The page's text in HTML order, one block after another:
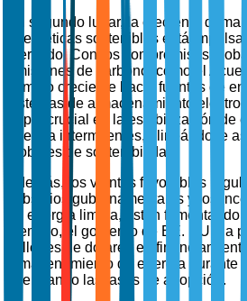
En segundo lugar, la creciente
energéticas sostenibles está
mercado. Con los compromisos
emisiones de carbono, como el
cambio creciente hacia fuentes de
sistemas de almacenamiento
papel crucial en la estabilización de
energía intermitentes, alineándose
globales de sostenibilidad.
Además, los vientos favorables
subsidios gubernamentales y los
de energía limpia, están
ejemplo, el gobierno de EE. UU. ha
millones de dólares en
almacenamiento de energía durante
acelerando las tasas de adopción.